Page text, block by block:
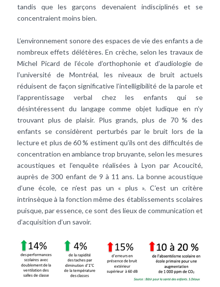
tandis que les garçons devenaient indisciplinés et se
concentraient moins bien.
L’environnement sonore des espaces de vie des enfants a de
nombreux effets délétères. En crèche, selon les travaux de
Michel Picard de l’école d’orthophonie et d’audiologie de
l’université de Montréal, les niveaux de bruit actuels
réduisent de façon significative l’intelligibilité de la parole et
l’apprentissage verbal chez les enfants qui se
désintéressent du langage comme objet ludique en n’y
trouvant plus de plaisir. Plus grands, plus de 70 % des
enfants se considèrent perturbés par le bruit lors de la
lecture et plus de 60 % estiment qu’ils ont des difficultés de
concentration en ambiance trop bruyante, selon les mesures
acoustiques et l’enquête réalisées à Lyon par Acoucité,
auprès de 300 enfant de 9 à 11 ans. La bonne acoustique
d’une école, ce n’est pas un « plus ». C’est un critère
intrinsèque à la fonction même des établissements scolaires
puisque, par essence, ce sont des lieux de communication et
d’acquisition d’un savoir.